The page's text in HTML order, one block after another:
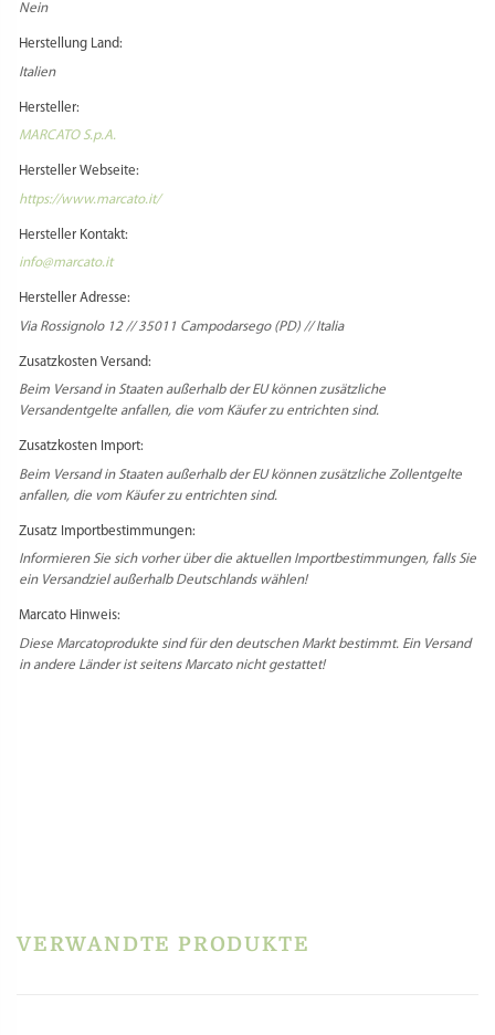
Nein
Herstellung Land:
Italien
Hersteller:
MARCATO S.p.A.
Hersteller Webseite:
https://www.marcato.it/
Hersteller Kontakt:
info@marcato.it
Hersteller Adresse:
Via Rossignolo 12 // 35011 Campodarsego (PD) // Italia
Zusatzkosten Versand:
Beim Versand in Staaten außerhalb der EU können zusätzliche
Versandentgelte anfallen, die vom Käufer zu entrichten sind.
Zusatzkosten Import:
Beim Versand in Staaten außerhalb der EU können zusätzliche Zollentgelte
anfallen, die vom Käufer zu entrichten sind.
Zusatz Importbestimmungen:
Informieren Sie sich vorher über die aktuellen Importbestimmungen, falls Sie
ein Versandziel außerhalb Deutschlands wählen!
Marcato Hinweis:
Diese Marcatoprodukte sind für den deutschen Markt bestimmt. Ein Versand
in andere Länder ist seitens Marcato nicht gestattet!
Ravioli Tablet – Rot, 10er Form 50×50 mm“
VERWANDTE PRODUKTE